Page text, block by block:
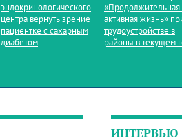
эндокринологического
центра вернуть зрение
пациентке с сахарным
диабетом
«Продолжительная
активная жизнь»
трудоустройстве в
районы в текущем
ИНТЕРВЬЮ